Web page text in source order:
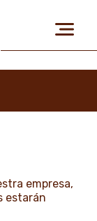
empresa,
estarán